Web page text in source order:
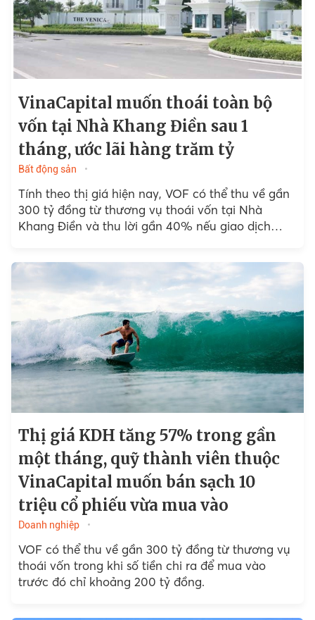
VinaCapital muốn thoái toàn bộ
vốn tại Nhà Khang Điền sau 1
tháng, ước lãi hàng trăm tỷ
Bất động sản
Tính theo thị giá hiện nay, VOF có thể thu về gần
300 tỷ đồng từ thương vụ thoái vốn tại Nhà
Khang Điền và thu lời gần 40% nếu giao dịch
Thị giá KDH tăng 57% trong gần
một tháng, quỹ thành viên thuộc
VinaCapital muốn bán sạch 10
triệu cổ phiếu vừa mua vào
Doanh nghiệp
VOF có thể thu về gần 300 tỷ đồng từ thương vụ
thoái vốn trong khi số tiền chi ra để mua vào
trước đó chỉ khoảng 200 tỷ đồng.